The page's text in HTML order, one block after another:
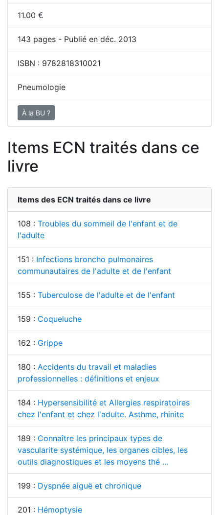
11.00 €
143 pages - Publié en déc. 2013
ISBN : 9782818310021
Pneumologie
À la BU ?
Items ECN traités dans ce
livre
Items des ECN traités dans ce livre
108 : Troubles du sommeil de l'enfant et de
l'adulte
151 : Infections broncho pulmonaires
communautaires de l'adulte et de l'enfant
155 : Tuberculose de l'adulte et de l'enfant
159 : Coqueluche
162 : Grippe
180 : Accidents du travail et maladies
professionnelles : définitions et enjeux
184 : Hypersensibilité et Allergies respiratoires
chez l'enfant et chez l'adulte. Asthme, rhinite
189 : Connaître les principaux types de
vascularite systémique, les organes cibles, les
outils diagnostiques et les moyens thé ...
199 : Dyspnée aiguë et chronique
201 : Hémoptysie